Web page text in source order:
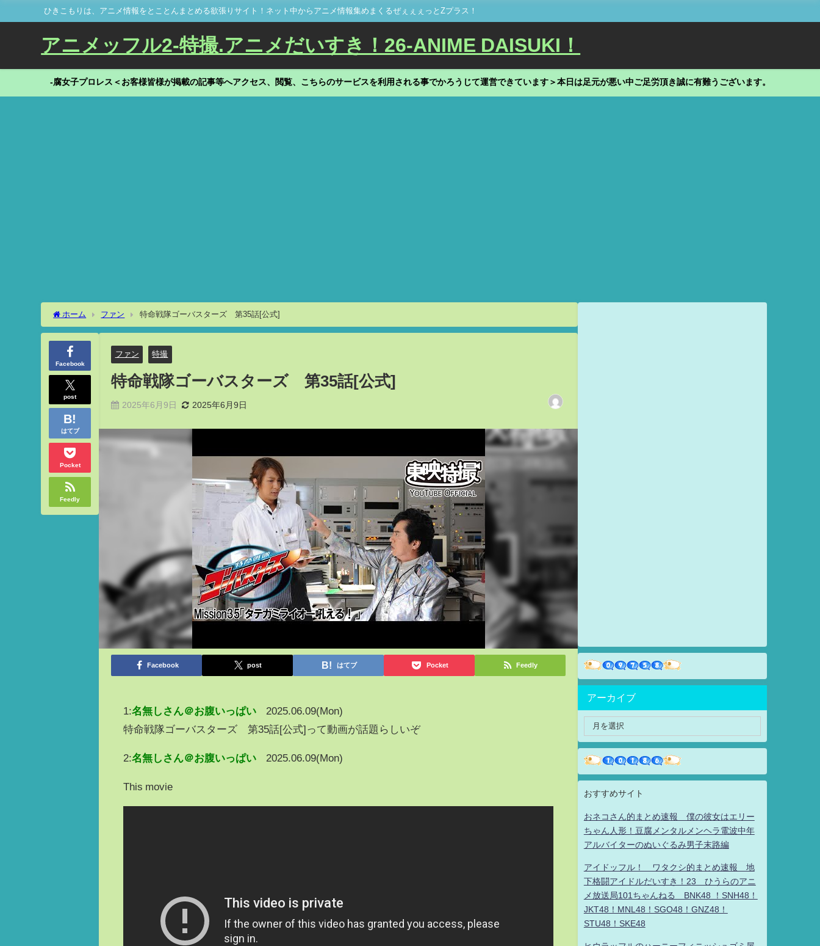
ひきこもりは、アニメ情報をとことんまとめる欲張りサイト！ネット中からアニメ情報集めまくるぜぇぇぇっとZプラス！
アニメッフル2-特撮.アニメだいすき！26-ANIME DAISUKI！
-腐女子プロレス＜お客様皆様が掲載の記事等へアクセス、閲覧、こちらのサービスを利用される事でかろうじて運営できています＞本日は足元が悪い中ご足労頂き誠に有難うございます。
ホーム ファン 特命戦隊ゴーバスターズ 第35話[公式]
Facebook
post
はてブ
Pocket
Feedly
ファン 特撮
特命戦隊ゴーバスターズ 第35話[公式]
2025年6月9日 2025年6月9日
Facebook post はてブ Pocket Feedly
1:名無しさん＠お腹いっぱい
2025.06.09(Mon)
特命戦隊ゴーバスターズ 第35話[公式]って動画が話題らしいぞ
2:名無しさん＠お腹いっぱい 2025.06.09(Mon)
This movie
アーカイブ
おすすめサイト
おネコさん的まとめ速報 僕の彼女はエリー
ちゃん人形！豆腐メンタルメンヘラ電波中年
アルバイターのぬいぐるみ男子末路編
アイドッフル！ ワタクシ的まとめ速報 地
下格闘アイドルだいすき！23 ひうらのアニ
メ放送局101ちゃんねる BNK48 ！SNH48！
JKT48！MNL48！SGO48！GNZ48！
STU48！SKE48